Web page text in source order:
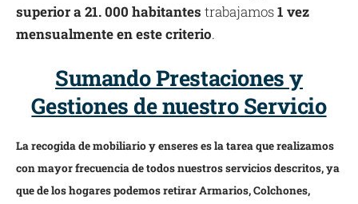
superior a 21. 000 habitantes trabajamos1 vez
mensualmente en este criterio.
Sumando Prestaciones y
Gestiones de nuestro Servicio
La recogida de mobiliario y enseres es la tarea que realizamos
con mayor frecuencia de todos nuestros servicios descritos, ya
que de los hogares podemos retirar Armarios, Colchones,